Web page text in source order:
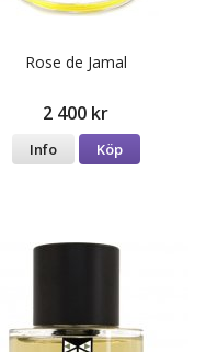
Rose de Jamal
2 400 kr
Info Köp